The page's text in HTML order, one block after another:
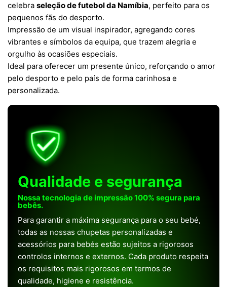
celebra seleção de futebol da Namíbia, perfeito para os
pequenos fãs do desporto.
Impressão de um visual inspirador, agregando cores
vibrantes e símbolos da equipa, que trazem alegria e
orgulho às ocasiões especiais.
Ideal para oferecer um presente único, reforçando o amor
pelo desporto e pelo país de forma carinhosa e
personalizada.
Qualidade e segurança
Nossa tecnologia de impressão 100% segura para
bebês.
Para garantir a máxima segurança para o seu bebé,
todas as nossas chupetas personalizadas e
acessórios para bebés estão sujeitos a rigorosos
controlos internos e externos. Cada produto respeita
os requisitos mais rigorosos em termos de
qualidade, higiene e resistência.